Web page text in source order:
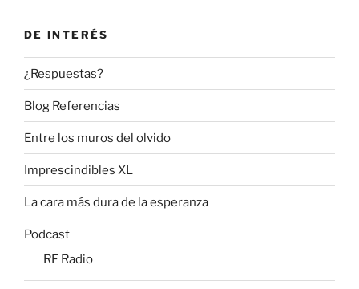
DE INTERÉS
¿Respuestas?
Blog Referencias
Entre los muros del olvido
Imprescindibles XL
La cara más dura de la esperanza
Podcast
RF Radio